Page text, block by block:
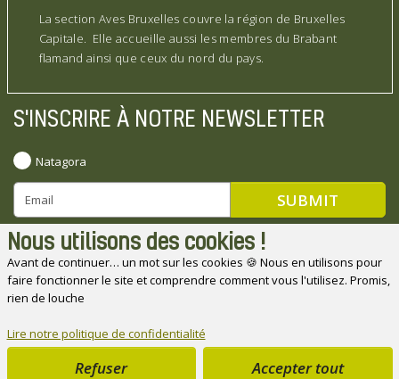
Nous utilisons des cookies !
Avant de continuer… un mot sur les cookies 🍪 Nous en utilisons pour
faire fonctionner le site et comprendre comment vous l'utilisez. Promis,
rien de louche
Lire notre politique de confidentialité
Refuser Accepter tout
La section Aves Bruxelles couvre la région de Bruxelles
Capitale. Elle accueille aussi les membres du Brabant
flamand ainsi que ceux du nord du pays.
S'INSCRIRE À NOTRE NEWSLETTER
Natagora
Natagora souhaite remercier ses partenaires